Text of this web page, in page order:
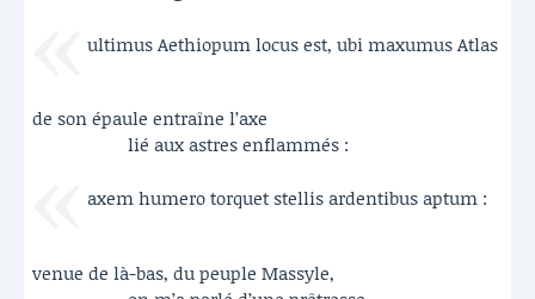
ultimus Aethiopum locus est, ubi maxumus Atlas
de son épaule entraîne l’axe
lié aux astres enflammés :
axem humero torquet stellis ardentibus aptum :
venue de là-bas, du peuple Massyle,